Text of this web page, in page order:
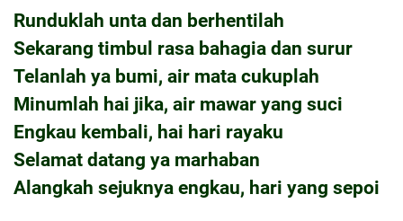
Runduklah unta dan berhentilah
Sekarang timbul rasa bahagia dan surur
Telanlah ya bumi, air mata cukuplah
Minumlah hai jika, air mawar yang suci
Engkau kembali, hai hari rayaku
Selamat datang ya marhaban
Alangkah sejuknya engkau, hari yang sepoi